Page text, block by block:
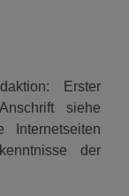
Erster
siehe
Internetseiten
der